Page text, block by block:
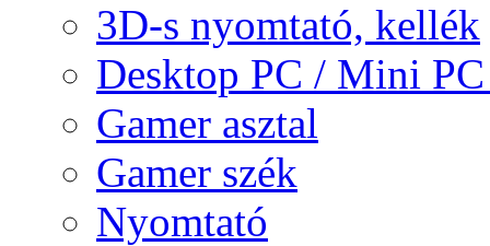
3D-s nyomtató, kellék
Desktop PC / Mini
Gamer asztal
Gamer szék
Nyomtató